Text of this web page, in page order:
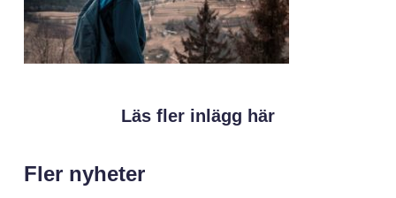
Läs fler inlägg här
Fler nyheter